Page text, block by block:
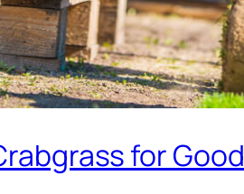
for Good